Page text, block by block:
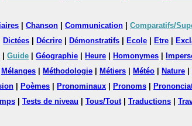
Chanson Communication Comparatifs/
Dictées Décrire Démonstratifs Ecole Etre
Guide Géographie Heure Homonymes
Mélanges Méthodologie Métiers Météo Nature
Poèmes Pronominaux Pronoms
Tests de niveau Tous/Tout| Traductions